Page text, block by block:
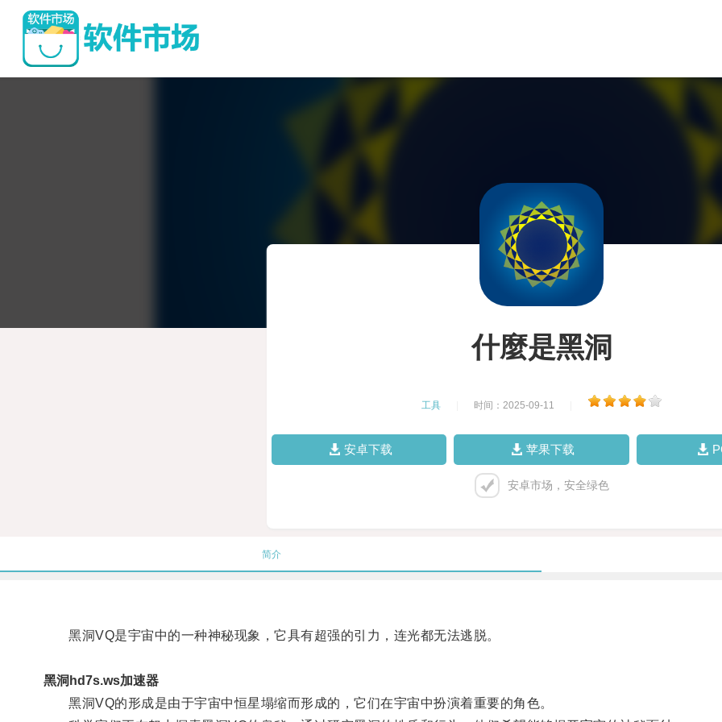
什麼是黑洞
工具 时间：2025-09-11
安卓下载 苹果下载
安卓市场，安全绿色
简介
黑洞VQ是宇宙中的一种神秘现象，它具有超强的引力，连光都无法逃脱。
黑洞hd7s.ws加速器
黑洞VQ的形成是由于宇宙中恒星塌缩而形成的，它们在宇宙中扮演着重要的角色。